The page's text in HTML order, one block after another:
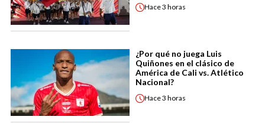
Hace3 horas
¿Por qué no juega Luis
Quiñones en el clásico de
América de Cali vs. Atlético
Nacional?
Hace3 horas